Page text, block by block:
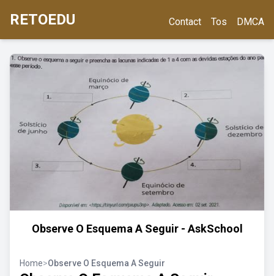
RETOEDU Contact Tos DMCA
Observe O Esquema A Seguir - AskSchool
Home>Observe O Esquema A Seguir